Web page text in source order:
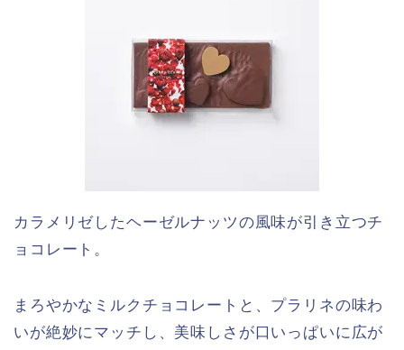
カラメリゼしたヘーゼルナッツの風味が引き立つチ
ョコレート。
まろやかなミルクチョコレートと、プラリネの味わ
いが絶妙にマッチし、美味しさが口いっぱいに広が